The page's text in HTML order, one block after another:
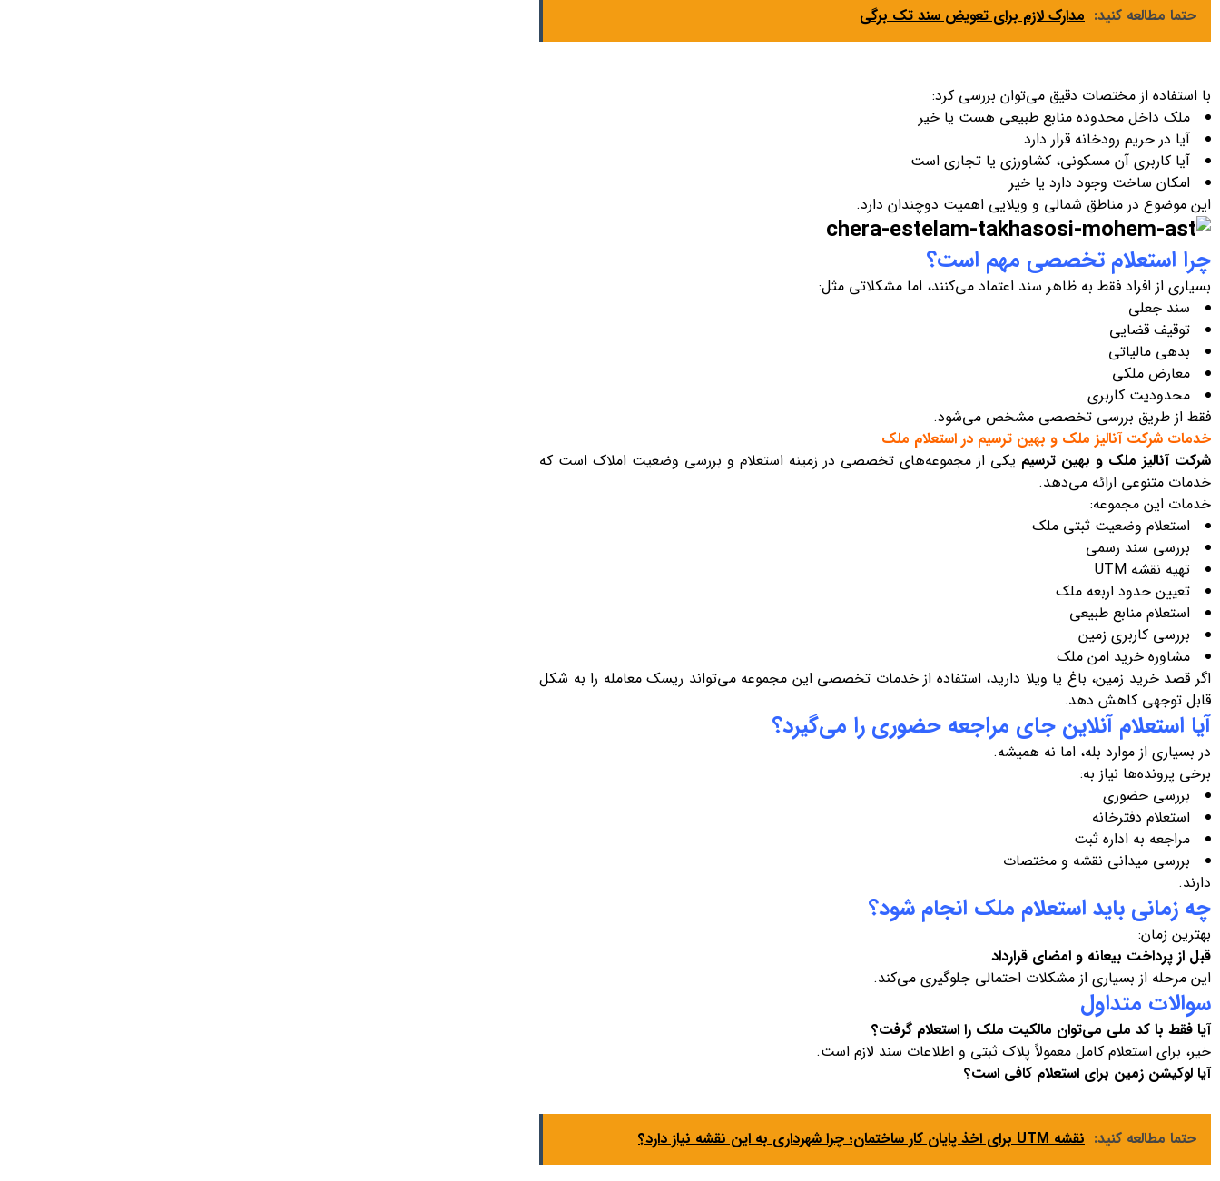
حتما مطالعه کنید: مدارک لازم برای تعویض سند تک برگی
با استفاده از مختصات دقیق می‌توان بررسی کرد:
ملک داخل محدوده منابع طبیعی هست یا خیر
آیا در حریم رودخانه قرار دارد
آیا کاربری آن مسکونی، کشاورزی یا تجاری است
امکان ساخت وجود دارد یا خیر
این موضوع در مناطق شمالی و ویلایی اهمیت دوچندان دارد.
چرا استعلام تخصصی مهم است؟
بسیاری از افراد فقط به ظاهر سند اعتماد می‌کنند، اما مشکلاتی مثل:
سند جعلی
توقیف قضایی
بدهی مالیاتی
معارض ملکی
محدودیت کاربری
فقط از طریق بررسی تخصصی مشخص می‌شود.
خدمات شرکت آنالیز ملک و بهین ترسیم در استعلام ملک
شرکت آنالیز ملک و بهین ترسیم یکی از مجموعه‌های تخصصی در زمینه استعلام و بررسی وضعیت املاک است که
خدمات متنوعی ارائه می‌دهد.
خدمات این مجموعه:
استعلام وضعیت ثبتی ملک
بررسی سند رسمی
تهیه نقشه UTM
تعیین حدود اربعه ملک
استعلام منابع طبیعی
بررسی کاربری زمین
مشاوره خرید امن ملک
اگر قصد خرید زمین، باغ یا ویلا دارید، استفاده از خدمات تخصصی این مجموعه می‌تواند ریسک معامله را به شکل
قابل توجهی کاهش دهد.
آیا استعلام آنلاین جای مراجعه حضوری را می‌گیرد؟
در بسیاری از موارد بله، اما نه همیشه.
برخی پرونده‌ها نیاز به:
بررسی حضوری
استعلام دفترخانه
مراجعه به اداره ثبت
بررسی میدانی نقشه و مختصات
دارند.
چه زمانی باید استعلام ملک انجام شود؟
بهترین زمان:
قبل از پرداخت بیعانه و امضای قرارداد
این مرحله از بسیاری از مشکلات احتمالی جلوگیری می‌کند.
سوالات متداول
آیا فقط با کد ملی می‌توان مالکیت ملک را استعلام گرفت؟
خیر، برای استعلام کامل معمولاً پلاک ثبتی و اطلاعات سند لازم است.
آیا لوکیشن زمین برای استعلام کافی است؟
حتما مطالعه کنید: نقشه UTM برای اخذ پایان کار ساختمان؛ چرا شهرداری به این نقشه نیاز دارد؟